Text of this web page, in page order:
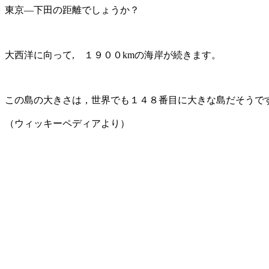
東京―下田の距離でしょうか？
大西洋に向って, １９００kmの海岸が続きます。
この島の大きさは，世界でも１４８番目に大きな島だそうで
（ウィッキーペディアより）